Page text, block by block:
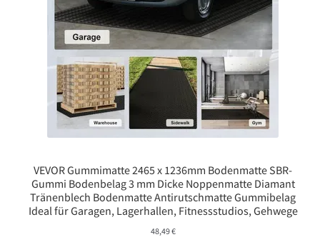
VEVOR Gummimatte 2465 x 1236mm Bodenmatte SBR-
Gummi Bodenbelag 3 mm Dicke Noppenmatte Diamant
Tränenblech Bodenmatte Antirutschmatte Gummibelag
Ideal für Garagen, Lagerhallen, Fitnessstudios, Gehwege
48,49€